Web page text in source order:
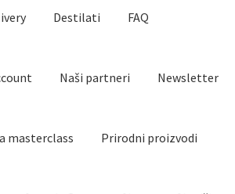
Destilati FAQ
Naši partneri Newsletter
masterclass Prirodni proizvodi